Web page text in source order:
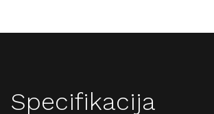
Specifikacija